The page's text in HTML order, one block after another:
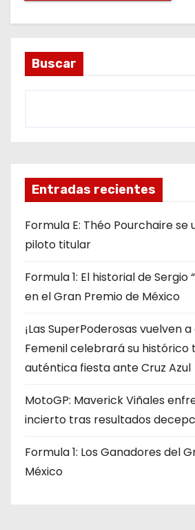
Buscar
Entradas recientes
Formula E: Théo Pourchaire
piloto titular
Formula 1: El historial de Sergio
en el Gran Premio de México
¡Las SuperPoderosas vuelven
Femenil celebrará su
auténtica fiesta ante Cruz Azul
MotoGP: Maverick Viñales
incierto tras resultados
Formula 1: Los Ganadores del
México